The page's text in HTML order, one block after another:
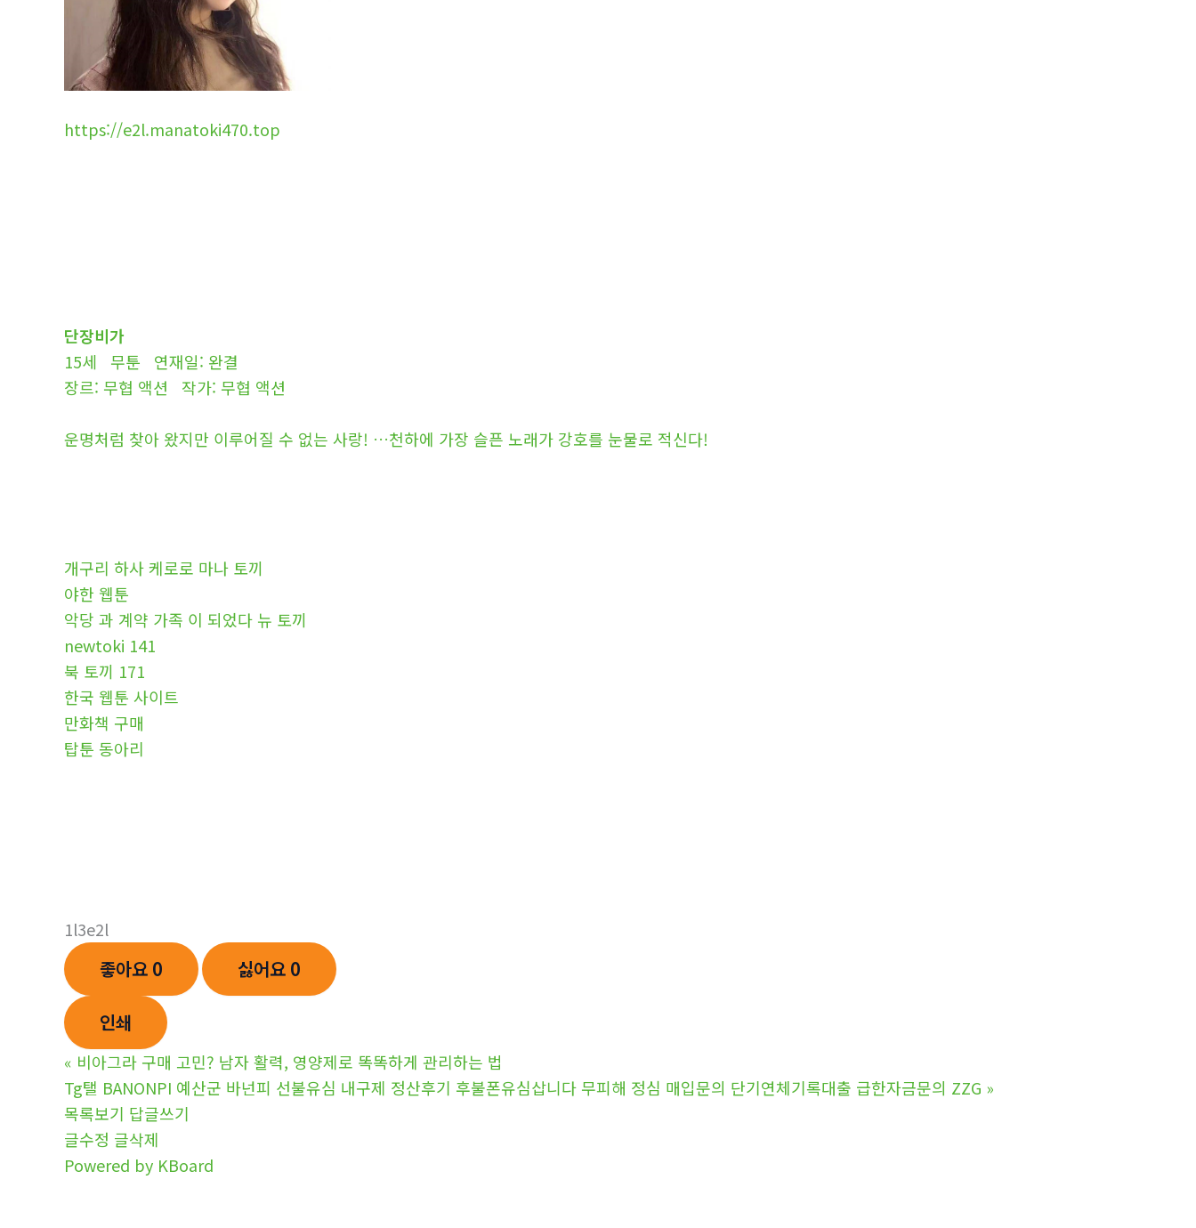
https://e2l.manatoki470.top
단장비가
15세 무툰 연재일: 완결
장르: 무협 액션 작가: 무협 액션
운명처럼 찾아 왔지만 이루어질 수 없는 사랑! …천하에 가장 슬픈 노래가 강호를 눈물로 적신다!
개구리 하사 케로로 마나 토끼
야한 웹툰
악당 과 계약 가족 이 되었다 뉴 토끼
newtoki 141
북 토끼 171
한국 웹툰 사이트
만화책 구매
탑툰 동아리
1l3e2l
좋아요 0 싫어요 0
인쇄
« 비아그라 구매 고민? 남자 활력, 영양제로 똑똑하게 관리하는 법
Tg탤 BANONPI 예산군 바넌피 선불유심 내구제 정산후기 후불폰유심삽니다 무피해 정심 매입문의 단기연체기록대출 급한자금문의 ZZG »
목록보기 답글쓰기
글수정 글삭제
Powered by KBoard